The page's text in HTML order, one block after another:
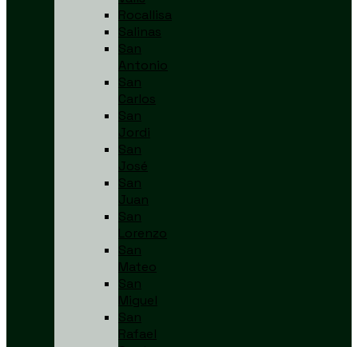
Rocallisa
Salinas
San
Antonio
San
Carlos
San
Jordi
San
José
San
Juan
San
Lorenzo
San
Mateo
San
Miguel
San
Rafael